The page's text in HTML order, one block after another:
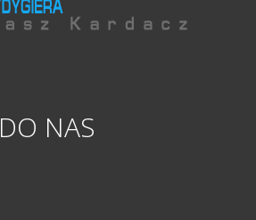
DO NAS